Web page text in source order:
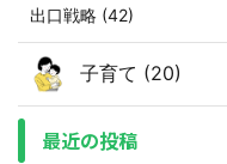
出口戦略 (42)
子育て (20)
最近の投稿